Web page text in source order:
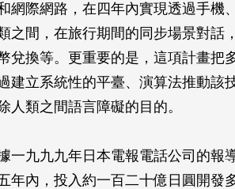
網際網路，在四年內實現透過手機
之間，在旅行期間的同步場景對話
兌換等。更重要的是，這項計畫把
建立系統性的平臺、演算法推動該
人類之間語言障礙的目的。
一九九九年日本電報電話公司的報
年內，投入約一百二十億日圓開發